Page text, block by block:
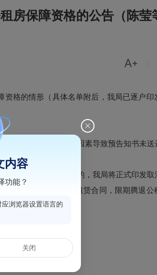
房保障资格的公告（陈莹

格的情形（具体名单附后，我局已逐户
辩。因保障家庭的因素导致预告知书未送
乏事实与政策依据的，我局将正式印发取
象的，解除公租房租赁合同，限期腾退
。
内容
功能？
浏览器设置语言的
关闭